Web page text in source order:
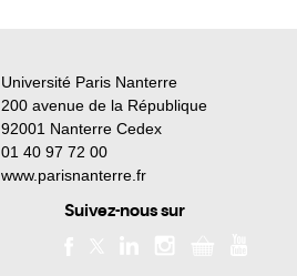
Université Paris Nanterre
200 avenue de la République
92001 Nanterre Cedex
01 40 97 72 00
www.parisnanterre.fr
Suivez-nous sur